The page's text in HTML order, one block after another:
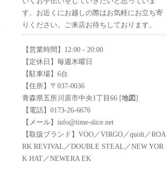
す。お近くにお越しの際はお気軽にお立ち寄
りください。ご来店お待ちしております。
【営業時間】12:00 - 20:00
【定休日】毎週木曜日
【駐車場】6台
【住所】〒037-0036
青森県五所川原市中央1丁目66 [地図]
【電話】0173-26-6676
【メール】info@time-slice.net
【取扱ブランド】VOO／VIRGO／quolt／ROA
RK REVIVAL／DOUBLE STEAL／NEW YOR
K HAT／NEWERA EK